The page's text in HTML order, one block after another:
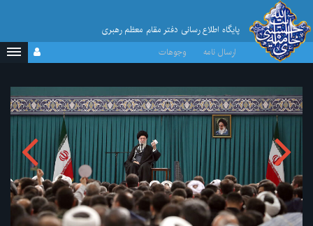
پایگاه اطلاع رسانی دفتر مقام معظم رهبری
ارسال نامه
وجوهات